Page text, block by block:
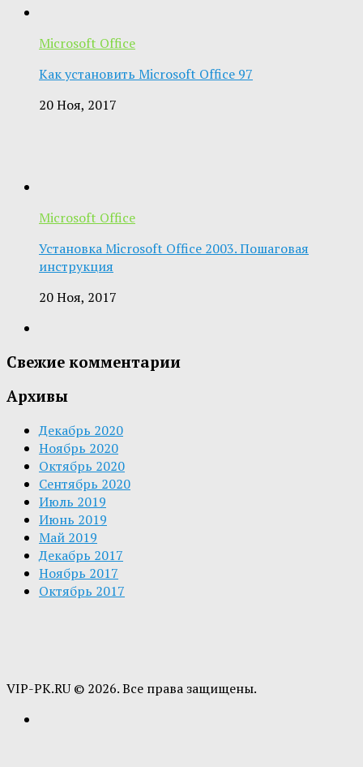
Microsoft Office
Как установить Microsoft Office 97
20 Ноя, 2017
Microsoft Office
Установка Microsoft Office 2003. Пошаговая
инструкция
20 Ноя, 2017
Свежие комментарии
Архивы
Декабрь 2020
Ноябрь 2020
Октябрь 2020
Сентябрь 2020
Июль 2019
Июнь 2019
Май 2019
Декабрь 2017
Ноябрь 2017
Октябрь 2017
VIP-PK.RU © 2026. Все права защищены.